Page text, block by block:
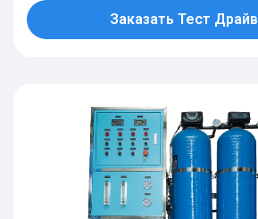
Заказать Тест Драйв